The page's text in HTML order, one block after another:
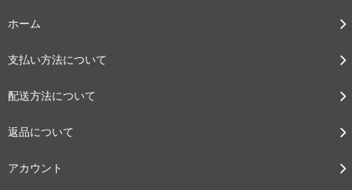
ホーム
支払い方法について
配送方法について
返品について
アカウント